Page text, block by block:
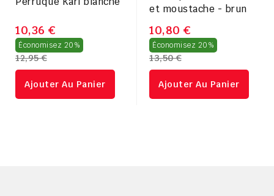
10,36 €
Économisez 20% Prix
régulier
12,95 €
Ajouter Au Panier
et moustache - brun
10,80 €
Économisez 20% Prix
régulier
13,50 €
Ajouter Au Panier